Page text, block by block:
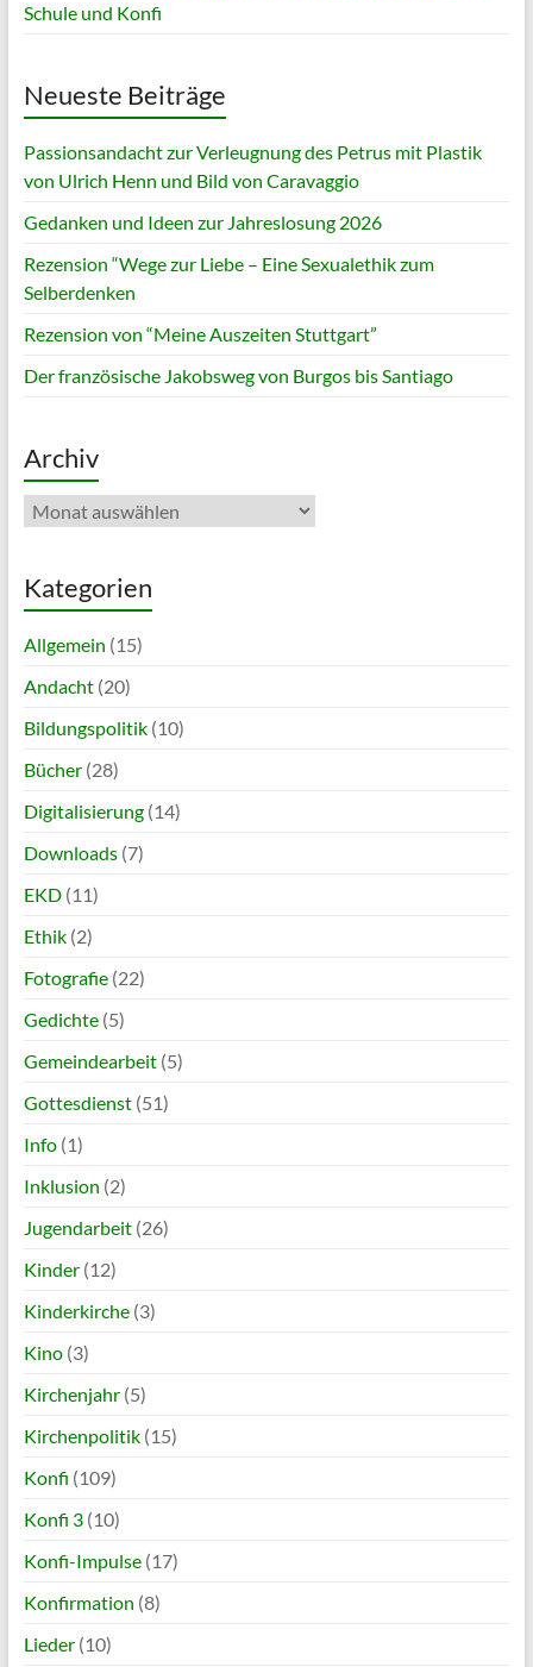
Schule und Konfi
Neueste Beiträge
Passionsandacht zur Verleugnung des Petrus mit Plastik
von Ulrich Henn und Bild von Caravaggio
Gedanken und Ideen zur Jahreslosung 2026
Rezension “Wege zur Liebe – Eine Sexualethik zum
Selberdenken
Rezension von “Meine Auszeiten Stuttgart”
Der französische Jakobsweg von Burgos bis Santiago
Archiv
Archiv
Kategorien
Allgemein (15)
Andacht(20)
Bildungspolitik(10)
Bücher(28)
Digitalisierung(14)
Downloads(7)
EKD(11)
Ethik(2)
Fotografie(22)
Gedichte(5)
Gemeindearbeit(5)
Gottesdienst(51)
Info(1)
Inklusion (2)
Jugendarbeit(26)
Kinder(12)
Kinderkirche(3)
Kino(3)
Kirchenjahr(5)
Kirchenpolitik(15)
Konfi (109)
Konfi 3(10)
Konfi-Impulse(17)
Konfirmation (8)
Lieder(10)